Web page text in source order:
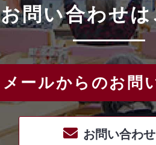
お問い合わせ
メールからのお問
お問い合わせ